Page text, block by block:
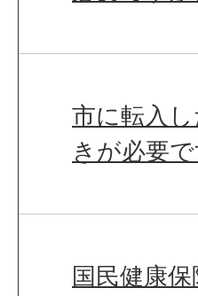
市に転入
きが必要で
国民健康